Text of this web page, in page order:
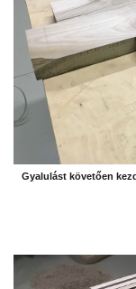
Gyalulást követően